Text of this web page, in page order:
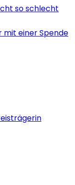
so schlecht
mit einer Spende